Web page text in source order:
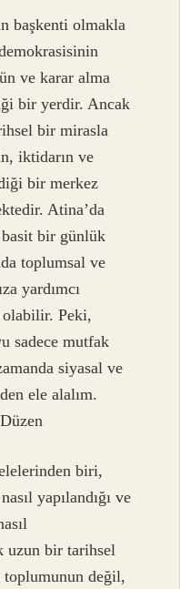
başkenti olmakla
ve karar alma
bir yerdir. Ancak
bir mirasla
iktidarın ve
bir merkez
Atina’da
bir günlük
toplumsal ve
yardımcı
Peki,
sadece mutfak
siyasal ve
ele alalım.
biri,
yapılandığı ve
uzun bir tarihsel
toplumunun değil,